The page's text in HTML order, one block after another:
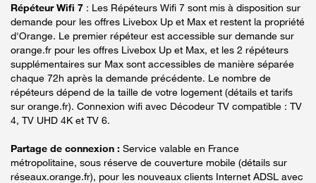
Répéteur Wifi 7 : Les Répéteurs Wifi 7 sont mis à disposition sur
demande pour les offres Livebox Up et Max et restent la propriété
d'Orange. Le premier répéteur est accessible sur demande sur
orange.fr pour les offres Livebox Up et Max, et les 2 répéteurs
supplémentaires sur Max sont accessibles de manière séparée
chaque 72h après la demande précédente. Le nombre de
répéteurs dépend de la taille de votre logement (détails et tarifs
sur orange.fr). Connexion wifi avec Décodeur TV compatible : TV
4, TV UHD 4K et TV 6.
Partage de connexion : Service valable en France
métropolitaine, sous réserve de couverture mobile (détails sur
réseaux.orange.fr), pour les nouveaux clients Internet ADSL avec